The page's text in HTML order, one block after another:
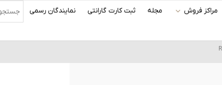
مراکز فروش مجله ثبت کارت گارانتی نمایندگان رسمی